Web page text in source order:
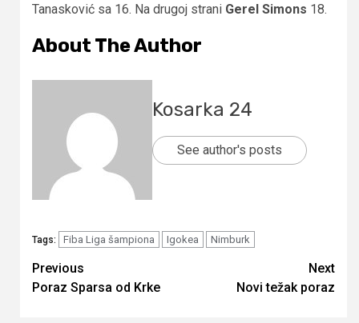
Tanasković sa 16. Na drugoj strani Gerel Simons 18.
About The Author
Kosarka 24
See author's posts
Tags: Fiba Liga šampiona Igokea Nimburk
Continue
Reading
Previous
Poraz Sparsa od Krke
Next
Novi težak poraz